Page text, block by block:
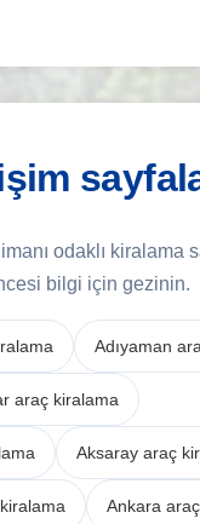
odaklı kiralama
bilgi için gezinin.
Adıyaman
araç kiralama
Aksaray araç
Ankara